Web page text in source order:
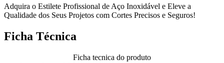
Adquira o Estilete Profissional de Aço Inoxidável e Eleve a
Qualidade dos Seus Projetos com Cortes Precisos e Seguros!
Ficha Técnica
Ficha tecnica do produto